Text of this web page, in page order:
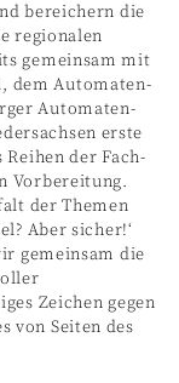
bereichern die
regionalen
gemeinsam mit
dem Automaten-
Automaten-
erste
der Fach-
Vorbereitung.
der Themen
Aber sicher!‘
gemeinsam die
Zeichen gegen
von Seiten des